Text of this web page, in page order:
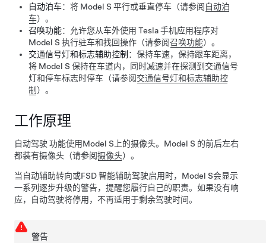
自动泊车：将 Model S 平行或垂直停车（请参阅 自动泊
车）。
召唤功能：允许您从车外使用 Tesla 手机应用程序对
Model S 执行驻车和找回操作 （请参阅召唤功能） 。
交通信号灯和标志辅助控制 ：保持车速，保持跟车距离，
将 Model S 保持在车道内，同时减速并在探测到交通信号
灯和停车标志时停车（请参阅交通信号灯和标志辅助控
制 ）。
工作原理
自动驾驶 功能使用Model S 上的摄像头。 Model S 的前后左右
都装有摄像头（请参阅摄像头）。
当自动辅助转向或FSD 智能辅助驾驶启用时， Model S会显示
一系列逐步升级的警告，提醒您履行自己的职责。如果没有响
应，
自动驾驶将停用，不再适用于剩余驾驶时间。
警告